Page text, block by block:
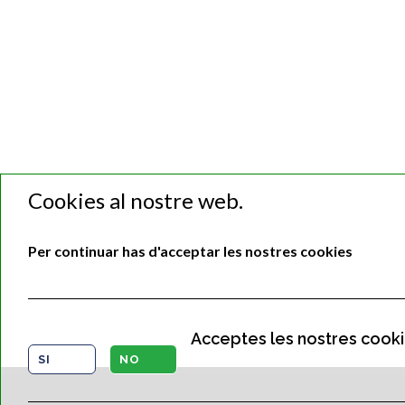
Cookies al nostre web.
Per continuar has d'acceptar les nostres cookies
SI NO
Acceptes les nostres